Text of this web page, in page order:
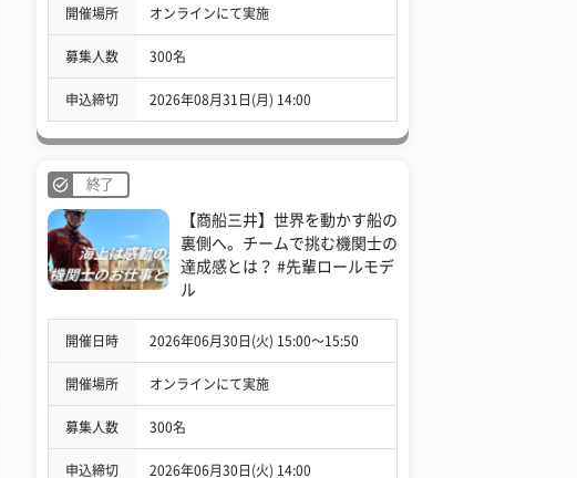
開催場所 オンラインにて実施
募集人数 300名
申込締切 2026年08月31日(月) 14:00
終了
【商船三井】世界を動かす船の
裏側へ。チームで挑む機関士の
達成感とは？ #先輩ロールモデ
ル
開催日時 2026年06月30日(火) 15:00〜15:50
開催場所 オンラインにて実施
募集人数 300名
申込締切 2026年06月30日(火) 14:00